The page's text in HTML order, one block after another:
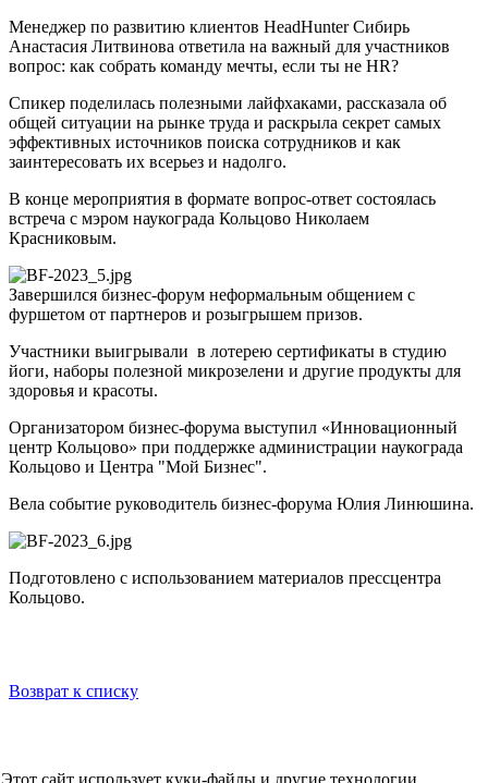
Менеджер по развитию клиентов HeadHunter Сибирь
Анастасия Литвинова ответила на важный для участников
вопрос: как собрать команду мечты, если ты не HR?
Спикер поделилась полезными лайфхаками, рассказала об
общей ситуации на рынке труда и раскрыла секрет самых
эффективных источников поиска сотрудников и как
заинтересовать их всерьез и надолго.
В конце мероприятия в формате вопрос-ответ состоялась
встреча с мэром наукограда Кольцово Николаем
Красниковым.
Завершился бизнес-форум неформальным общением с
фуршетом от партнеров и розыгрышем призов.
Участники выигрывали в лотерею сертификаты в студию
йоги, наборы полезной микрозелени и другие продукты для
здоровья и красоты.
Организатором бизнес-форума выступил «Инновационный
центр Кольцово» при поддержке администрации наукограда
Кольцово и Центра "Мой Бизнес".
Вела событие руководитель бизнес-форума Юлия Линюшина.
Подготовлено с использованием материалов прессцентра
Кольцово.
Возврат к списку
Этот сайт использует куки-файлы и другие технологии,